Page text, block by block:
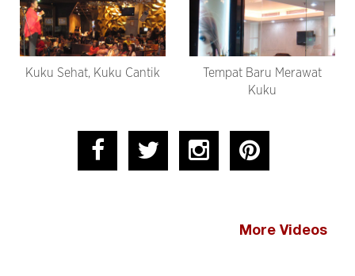
Kuku Sehat, Kuku Cantik
Tempat Baru Merawat
Kuku
More Videos